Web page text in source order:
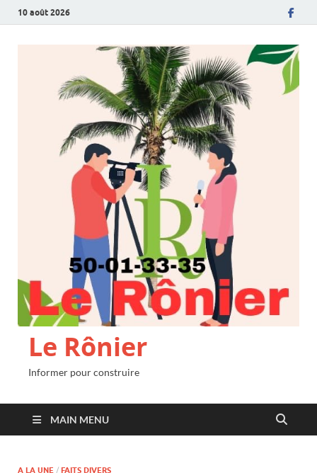
10 août 2026
Le Rônier
Informer pour construire
MAIN MENU
A LA UNE / FAITS DIVERS